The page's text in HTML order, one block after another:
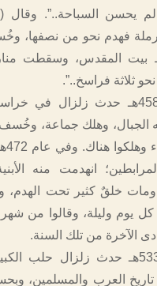
يحسن السباحة..”. وقال
فهدم نحو من
بيت المقدس، وسقطت
ثلاثة فراسخ..”.
وفي عام 458هـ حدث زلزال في
وهلك جماعة،
انهدمت منه
ومات خلقٌ كثير تحت الهدم،
يوم وليلة، وقالوا من شهر
الآخرة من تلك السنة.
وفي عام 533هـ حدث زلزال حلب
تاريخ العرب والمسلمين،